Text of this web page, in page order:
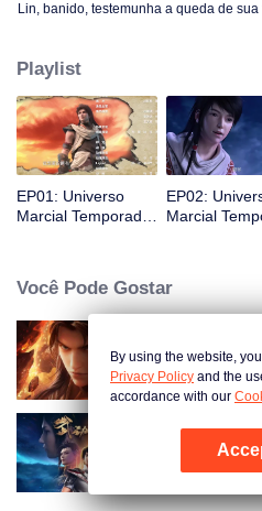
Abra o
Lin, banido, testemunha a queda de
ele descobre um talismã misterioso,
imaginação.
Playlist
EP01: Universo
Marcial Temporada
EP02:
Marcial
Você Pode Gostar
Universo
Universo
By using the website,
Privacy Policy and the
accordance with our